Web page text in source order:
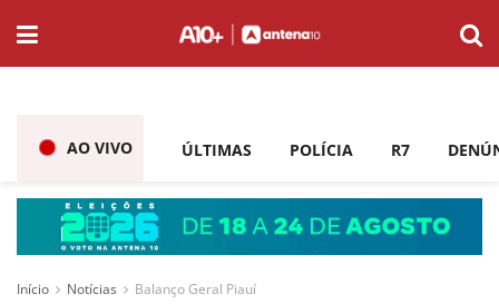
AO VIVO ÚLTIMAS POLÍCIA R7
Início Notícias Balanço Geral Piauí